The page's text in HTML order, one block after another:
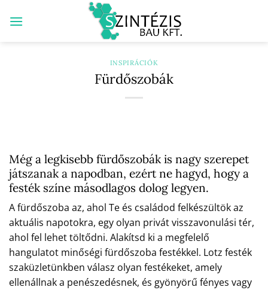
INSPIRÁCIÓK
Fürdőszobák
Még a legkisebb fürdőszobák is nagy szerepet
játszanak a napodban, ezért ne hagyd, hogy a
festék színe másodlagos dolog legyen.
A fürdőszoba az, ahol Te és családod felkészültök az
aktuális napotokra, egy olyan privát visszavonulási tér,
ahol fel lehet töltődni. Alakítsd ki a megfelelő
hangulatot minőségi fürdőszoba festékkel. Lotz festék
szaküzletünkben válasz olyan festékeket, amely
ellenállnak a penészedésnek, és gyönyörű fényes vagy